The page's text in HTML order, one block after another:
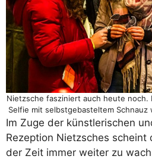
Nietzsche fasziniert auch heute noch.
Selfie mit selbstgebasteltem
Im Zuge der künstlerischen
Rezeption Nietzsches
der Zeit immer weiter zu